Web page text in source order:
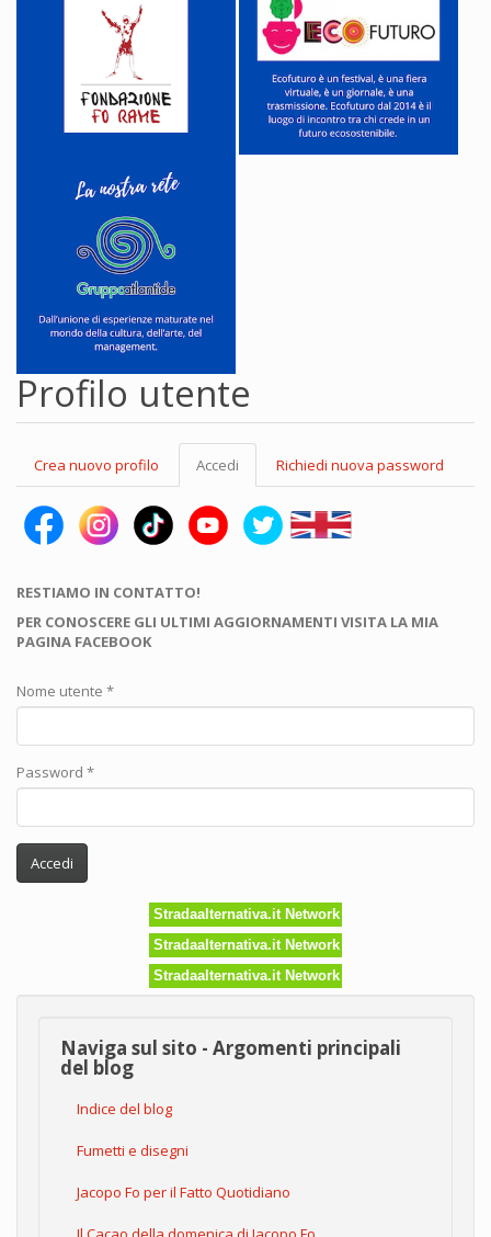
Profilo utente
primarie
Crea nuovo profilo Accedi (scheda
attiva)
Richiedi nuova password
RESTIAMO IN CONTATTO!
PER CONOSCERE GLI ULTIMI AGGIORNAMENTI VISITA LA MIA
PAGINA FACEBOOK
Nome utente *
Password *
Accedi
Stradaalternativa.it Network
Stradaalternativa.it Network
Stradaalternativa.it Network
Naviga sul sito - Argomenti principali
del blog
Indice del blog
Fumetti e disegni
Jacopo Fo per il Fatto Quotidiano